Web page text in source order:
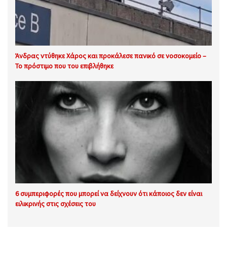
Άνδρας ντύθηκε Χάρος και προκάλεσε πανικό σε νοσοκομείο –
Το πρόστιμο που του επιβλήθηκε
6 συμπεριφορές που μπορεί να δείχνουν ότι κάποιος δεν είναι
ειλικρινής στις σχέσεις του